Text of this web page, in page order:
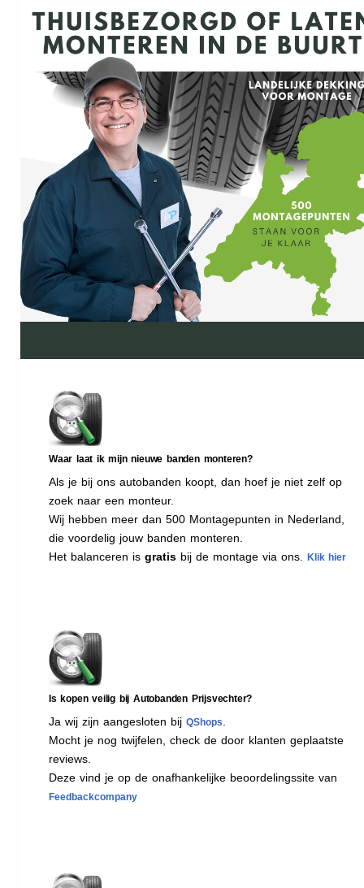
Waar laat ik mijn nieuwe banden monteren?
Als je bij ons autobanden koopt, dan hoef je niet zelf op
zoek naar een monteur.
Wij hebben meer dan 500 Montagepunten in Nederland,
die voordelig jouw banden monteren.
Het balanceren is gratis bij de montage via ons. Klik hier
Is kopen veilig bij Autobanden Prijsvechter?
Ja wij zijn aangesloten bij QShops
Mocht je nog twijfelen, check de door klanten geplaatste
reviews.
Deze vind je op de onafhankelijke beoordelingssite van
Feedbackcompany